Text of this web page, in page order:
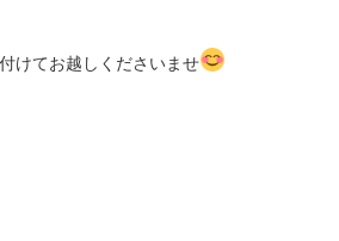
けてお越しくださいませ